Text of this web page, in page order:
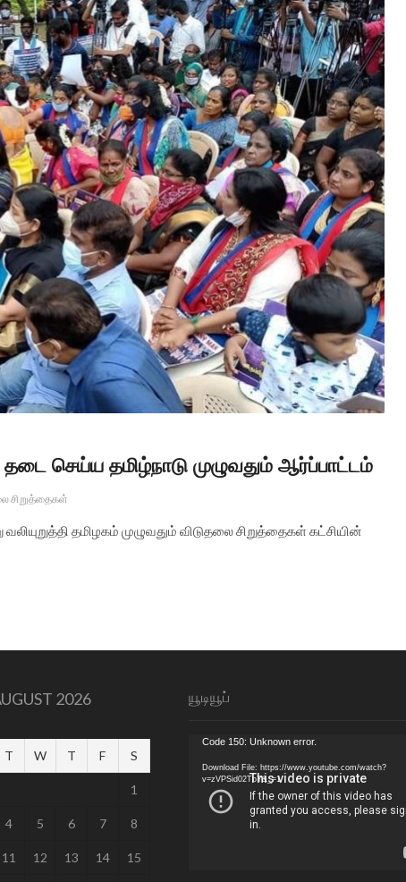
செய்ய தமிழ்நாடு முழுவதும் ஆர்ப்பாட்டம்
சிறுத்தைகள்
தமிழகம் முழுவதும் விடுதலை சிறுத்தைகள் கட்சியின்
2026
T W T F S
1
4 5 6 7 8
11 12 13 14 15
யூடியூப்
Video
Player
Code 150: Unknown error.
Download File: https://www.youtube.com/watch?
v=zVPSid02TbY&_=1